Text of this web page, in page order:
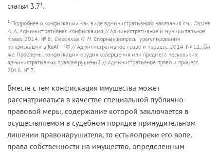
статьи 3.71 .
1 Подробнее о конфискации как виде административного наказания см.: Гараев
А. А. Административная конфискация // Административное и муниципальное
право. 2014. № 8; Смоляков П. Н. Спорные вопросы урегулирования
конфискации в КоАП РФ // Административное право и процесс. 2014. № 11; Он
же. Проблемы конфискации орудия совершения или предмета нескольких
административных правонарушений // Административное право и процесс.
2016. № 7.
Вместе с тем конфискация имущества может
рассматриваться в качестве специальной публично-
правовой меры, содержание которой заключается в
осуществляемом в судебном порядке принудительном
лишении правонарушителя, то есть вопреки его воле,
права собственности на имущество, определенным